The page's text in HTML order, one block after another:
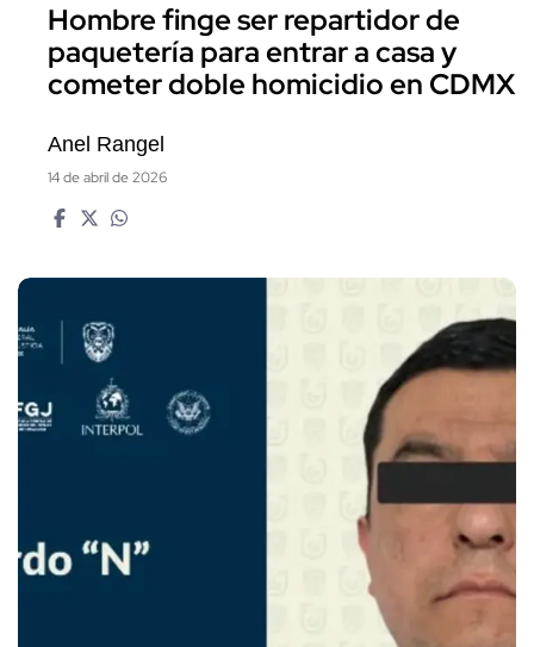
Hombre finge ser repartidor de
paquetería para entrar a casa y
cometer doble homicidio en CDMX
Anel Rangel
14 de abril de 2026